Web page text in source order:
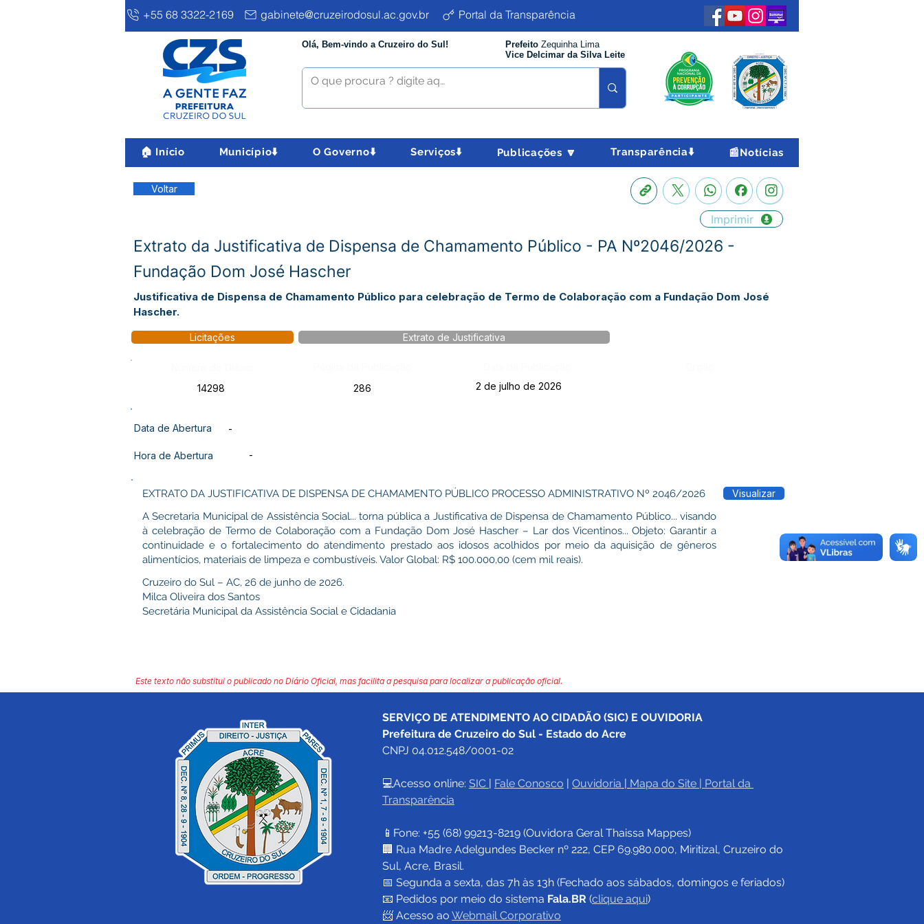
+55 68 3322-2169 gabinete@cruzeirodosul.ac.gov.br Portal da Transparência
Olá, Bem-vindo a Cruzeiro do Sul! Prefeito Zequinha Lima
Vice Delcimar da Silva Leite
🏠 Início Município⬇️ O Governo⬇️ Serviços⬇️ Publicações 🔽 Transparência⬇️ 📰Notícias
Voltar
Imprimir
Extrato da Justificativa de Dispensa de Chamamento Público - PA Nº2046/2026 -
Fundação Dom José Hascher
Justificativa de Dispensa de Chamamento Público para celebração de Termo de Colaboração com a Fundação Dom José
Hascher.
Licitações Extrato de Justificativa
14298
286 2 de julho de 2026
Data de Abertura -
Hora de Abertura -
EXTRATO DA JUSTIFICATIVA DE DISPENSA DE CHAMAMENTO PÚBLICO PROCESSO ADMINISTRATIVO Nº 2046/2026
A Secretaria Municipal de Assistência Social... torna pública a Justificativa de Dispensa de Chamamento Público... visando
à celebração de Termo de Colaboração com a Fundação Dom José Hascher – Lar dos Vicentinos... Objeto: Garantir a
continuidade e o fortalecimento do atendimento prestado aos idosos acolhidos por meio da aquisição de gêneros
alimentícios, materiais de limpeza e combustíveis. Valor Global: R$ 100.000,00 (cem mil reais).
Cruzeiro do Sul – AC, 26 de junho de 2026.
Milca Oliveira dos Santos
Secretária Municipal da Assistência Social e Cidadania
Visualizar
Este texto não substitui o publicado no Diário Oficial, mas facilita a pesquisa para localizar a publicação oficial.
SERVIÇO DE ATENDIMENTO AO CIDADÃO (SIC) E OUVIDORIA
Prefeitura de Cruzeiro do Sul - Estado do Acre
CNPJ 04.012.548/0001-02
💻Acesso online: SIC | Fale Conosco | Ouvidoria | Mapa do Site | Portal da
Transparência
📱Fone: +55 (68) 99213-8219 (Ouvidora Geral Thaissa Mappes)
🏢 Rua Madre Adelgundes Becker nº 222, CEP 69.980.000, Miritizal, Cruzeiro do
Sul, Acre, Brasil.
📅 Segunda a sexta, das 7h às 13h (Fechado aos sábados, domingos e feriados)
📧 Pedidos por meio do sistema Fala.BR (clique aqui)
📨 Acesso ao Webmail Corporativo